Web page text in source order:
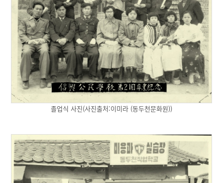
졸업식 사진(사진출처:이미라 (동두천문화원))